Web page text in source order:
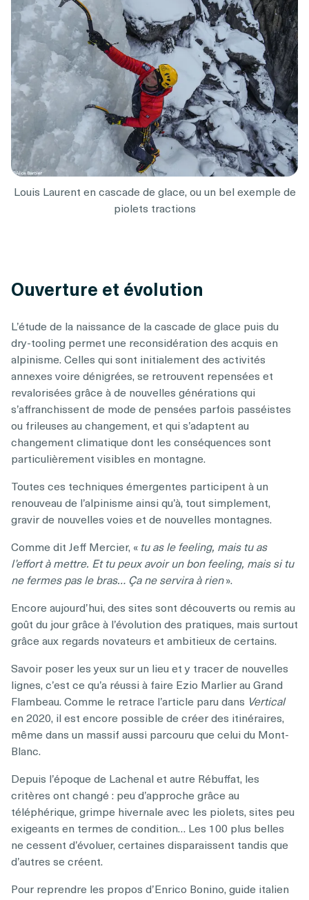
Louis Laurent en cascade de glace, ou un bel exemple de
piolets tractions
Ouverture et évolution
L’étude de la naissance de la cascade de glace puis du
dry-tooling permet une reconsidération des acquis en
alpinisme. Celles qui sont initialement des activités
annexes voire dénigrées, se retrouvent repensées et
revalorisées grâce à de nouvelles générations qui
s’affranchissent de mode de pensées parfois passéistes
ou frileuses au changement, et qui s’adaptent au
changement climatique dont les conséquences sont
particulièrement visibles en montagne.
Toutes ces techniques émergentes participent à un
renouveau de l’alpinisme ainsi qu’à, tout simplement,
gravir de nouvelles voies et de nouvelles montagnes.
Comme dit Jeff Mercier, « tu as le feeling, mais tu as
l’effort à mettre. Et tu peux avoir un bon feeling, mais si tu
ne fermes pas le bras… Ça ne servira à rien».
Encore aujourd’hui, des sites sont découverts ou remis au
goût du jour grâce à l’évolution des pratiques, mais surtout
grâce aux regards novateurs et ambitieux de certains.
Savoir poser les yeux sur un lieu et y tracer de nouvelles
lignes, c’est ce qu’a réussi à faire Ezio Marlier au Grand
Flambeau. Comme le retrace l’article paru dans Vertical
en 2020, il est encore possible de créer des itinéraires,
même dans un massif aussi parcouru que celui du Mont-
Blanc.
Depuis l’époque de Lachenal et autre Rébuffat, les
critères ont changé : peu d’approche grâce au
téléphérique, grimpe hivernale avec les piolets, sites peu
exigeants en termes de condition… Les 100 plus belles
ne cessent d’évoluer, certaines disparaissent tandis que
d’autres se créent.
Pour reprendre les propos d’Enrico Bonino, guide italien